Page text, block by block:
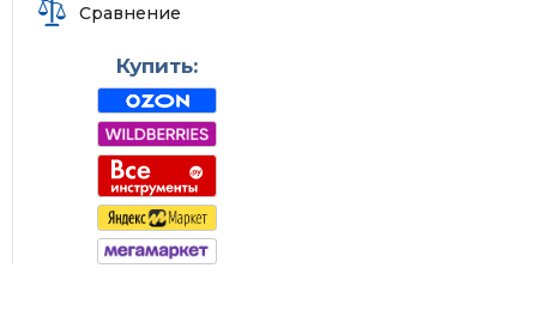
Сравнение
Купить: